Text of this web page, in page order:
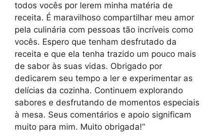
todos vocês por lerem minha matéria de
receita. É maravilhoso compartilhar meu amor
pela culinária com pessoas tão incríveis como
vocês. Espero que tenham desfrutado da
receita e que ela tenha trazido um pouco mais
de sabor às suas vidas. Obrigado por
dedicarem seu tempo a ler e experimentar as
delícias da cozinha. Continuem explorando
sabores e desfrutando de momentos especiais
à mesa. Seus comentários e apoio significam
muito para mim. Muito obrigada!”